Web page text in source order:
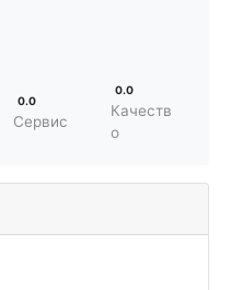
0.0
Сервис
0.0
Качеств
о